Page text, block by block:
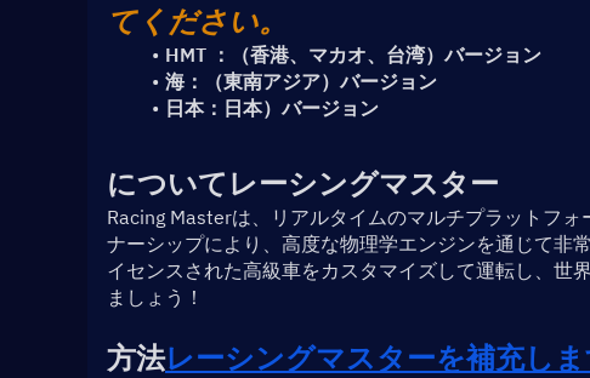
てください。
HMT ：（香港、マカオ、台湾）バージョン
海：（東南アジア）バージョン
日本：日本）バージョン
についてレーシングマスター
Racing Masterは、リアルタイムのマルチプラットフ
ナーシップにより、高度な物理学エンジンを通じて非
イセンスされた高級車をカスタマイズして運転し、世
ましょう！
方法レーシングマスターを補充し